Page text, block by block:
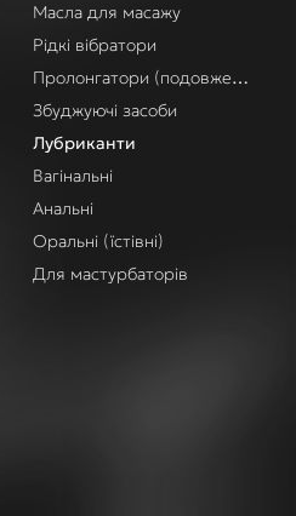
Масла для масажу
Рідкі вібратори
Пролонгатори (подовження
Збуджуючі засоби
Лубриканти
Вагінальні
Анальні
Оральні (їстівні)
Для мастурбаторів